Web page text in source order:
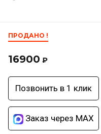
ПРОДАНО !
16900 ₽
Позвонить в 1 клик
Заказ через MAX